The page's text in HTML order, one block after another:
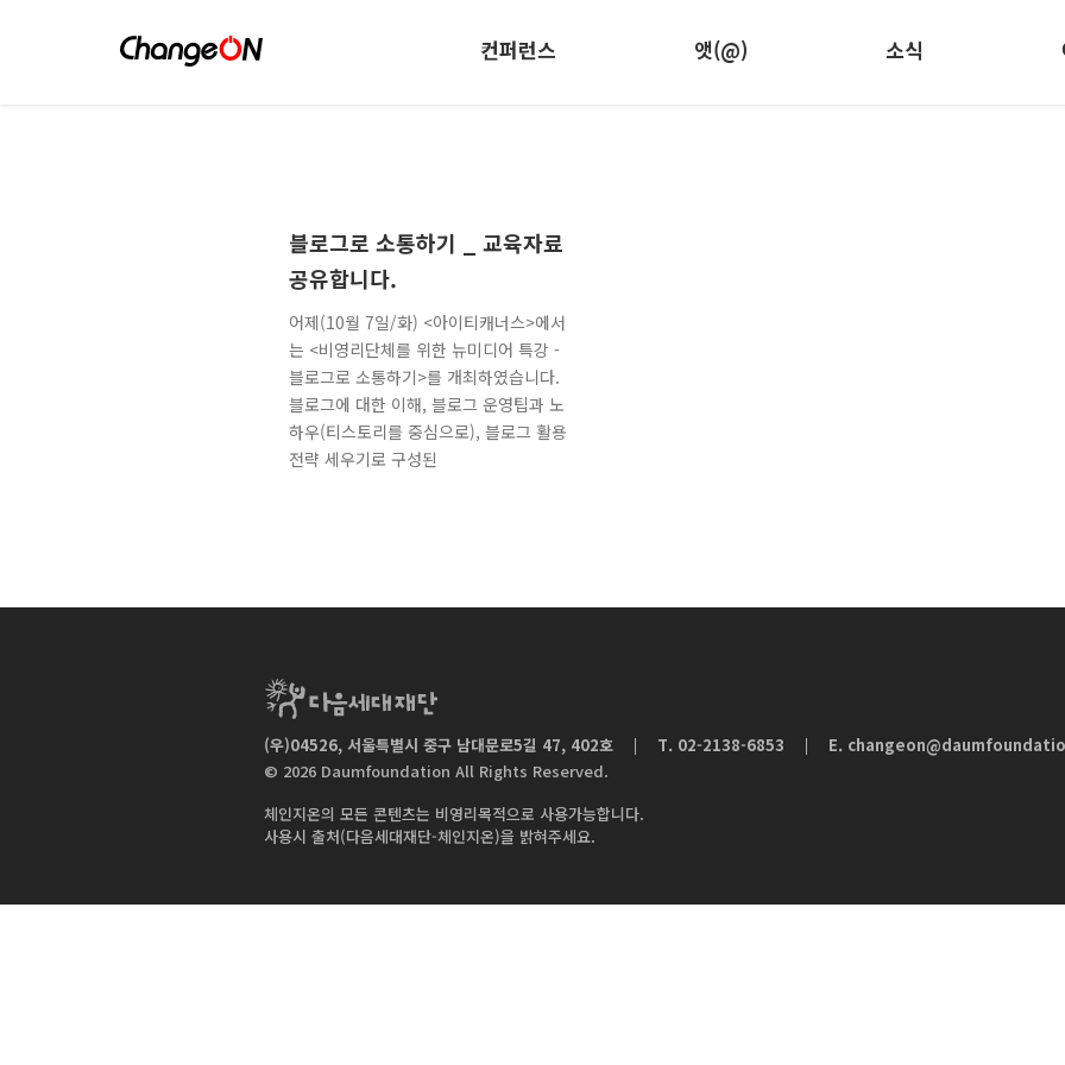
컨퍼런스 앳(@) 소식
블로그로 소통하기 _ 교육자료
공유합니다.
어제(10월 7일/화) <아이티캐너스>에서
는 <비영리단체를 위한 뉴미디어 특강 -
블로그로 소통하기>를 개최하였습니다.
블로그에 대한 이해, 블로그 운영팁과 노
하우(티스토리를 중심으로), 블로그 활용
전략 세우기로 구성된
(우)04526, 서울특별시 중구 남대문로5길 47, 402호
| T. 02-2138-6853
| E.
© 2026 Daumfoundation All Rights Reserved.
체인지온의 모든 콘텐츠는 비영리목적으로 사용가능합니다.
사용시 출처(다음세대재단-체인지온)을 밝혀주세요.